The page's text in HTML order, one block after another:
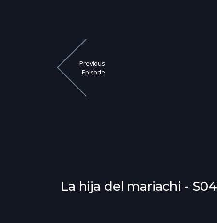
Previous
Episode
La hija del mariachi -